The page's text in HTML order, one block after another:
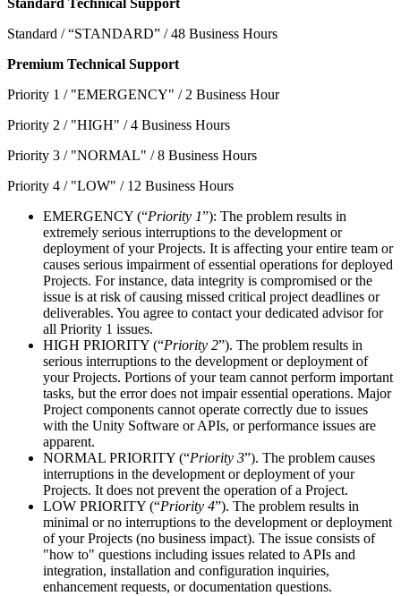
Standard Technical Support
Standard / “STANDARD” / 48 Business Hours
Premium Technical Support
Priority 1 / "EMERGENCY" / 2 Business Hour
Priority 2 / "HIGH" / 4 Business Hours
Priority 3 / "NORMAL" / 8 Business Hours
Priority 4 / "LOW" / 12 Business Hours
EMERGENCY (“Priority 1”): The problem results in
extremely serious interruptions to the development or
deployment of your Projects. It is affecting your entire team or
causes serious impairment of essential operations for deployed
Projects. For instance, data integrity is compromised or the
issue is at risk of causing missed critical project deadlines or
deliverables. You agree to contact your dedicated advisor for
all Priority 1 issues.
HIGH PRIORITY (“Priority 2”). The problem results in
serious interruptions to the development or deployment of
your Projects. Portions of your team cannot perform important
tasks, but the error does not impair essential operations. Major
Project components cannot operate correctly due to issues
with the Unity Software or APIs, or performance issues are
apparent.
NORMAL PRIORITY (“Priority 3”). The problem causes
interruptions in the development or deployment of your
Projects. It does not prevent the operation of a Project.
LOW PRIORITY (“Priority 4”). The problem results in
minimal or no interruptions to the development or deployment
of your Projects (no business impact). The issue consists of
"how to" questions including issues related to APIs and
integration, installation and configuration inquiries,
enhancement requests, or documentation questions.